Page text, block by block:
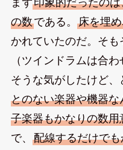
まず印象的だったの
の数である。 床を埋
かれていたのだ。そも
（ツインドラムは合
そうな気がしたけど、
とのない楽器や機器
子楽器もかなりの数用
で、 配線するだけで